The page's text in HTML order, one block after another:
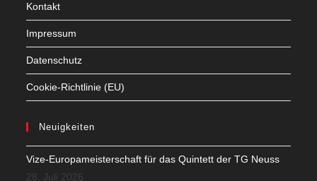
Kontakt
Impressum
Datenschutz
Cookie-Richtlinie (EU)
Neuigkeiten
Vize-Europameisterschaft für das Quintett der TG Neuss
28. Juli 2026